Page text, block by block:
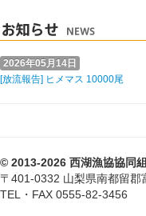
2026年05月14日
[放流報告] ヒメマス 10000尾
© 2013-2026 西湖漁協協同
〒401-0332 山梨県南都留郡
TEL・FAX 0555-82-3456